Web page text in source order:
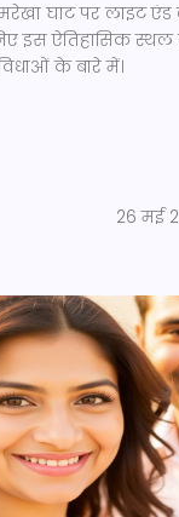
घाट पर लाइट
इस ऐतिहासिक
के बारे में।
26 मई